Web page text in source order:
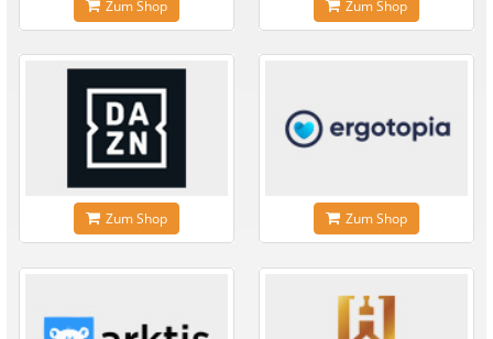
Zum Shop Zum Shop
Zum Shop Zum Shop